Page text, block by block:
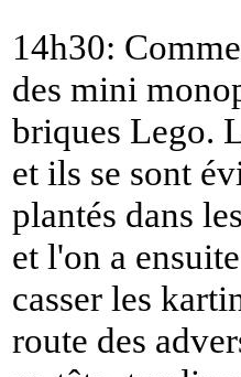
14h30:
des mini
briques Lego.
et ils se sont
plantés dans
et l'on a
casser les
route des